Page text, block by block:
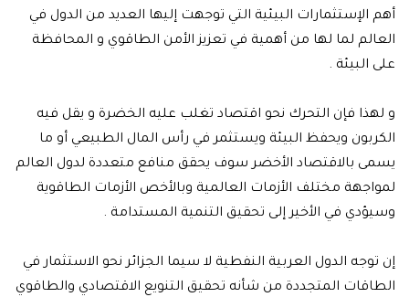
أهم الإستثمارات البيئية التي توجهت إليها العديد من الدول في
العالم لما لها من أهمية في تعزيز الأمن الطاقوي و المحافظة
على البيئة .
و لهذا فإن التحرك نحو اقتصاد تغلب عليه الخضرة و يقل فيه
الكربون ويحفظ البيئة ويستثمر في رأس المال الطبيعي أو ما
يسمى بالاقتصاد الأخضر سوف يحقق منافع متعددة لدول العالم
لمواجهة مختلف الأزمات العالمية وبالأخص الأزمات الطاقوية
وسيؤدي في الأخير إلى تحقيق التنمية المستدامة .
إن توجه الدول العربية النفطية لا سيما الجزائر نحو الاستثمار في
الطاقات المتجددة من شأنه تحقيق التنويع الاقتصادي والطاقوي